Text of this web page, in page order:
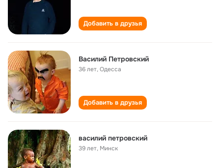
Добавить в друзья
Василий Петровский
36 лет,Одесса
Добавить в друзья
василий петровский
39 лет, Минск